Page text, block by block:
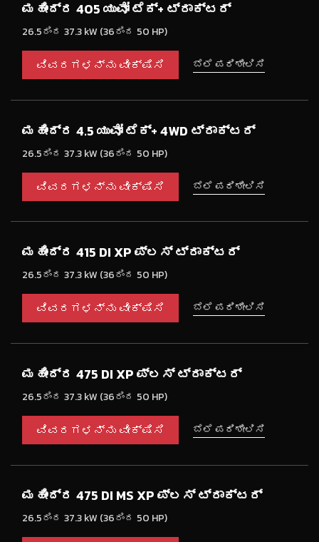
ಮಹೀಂದ್ರ 405 ಯುವೋ ಟೆಕ್+ ಟ್ರಾಕ್ಟರ್
26.5ರಿಂದ 37.3 kW (36ರಿಂದ 50 HP)
ವಿವರಗಳನ್ನು ವೀಕ್ಷಿಸಿ ಬೆಲೆ ಪರಿಶೀಲಿಸಿ
ಮಹೀಂದ್ರ 4.5 ಯುವೋ ಟೆಕ್+ 4WD ಟ್ರಾಕ್ಟರ್
26.5ರಿಂದ 37.3 kW (36ರಿಂದ 50 HP)
ವಿವರಗಳನ್ನು ವೀಕ್ಷಿಸಿ ಬೆಲೆ ಪರಿಶೀಲಿಸಿ
ಮಹೀಂದ್ರ 415 DI XP ಪ್ಲಸ್ ಟ್ರಾಕ್ಟರ್
26.5ರಿಂದ 37.3 kW (36ರಿಂದ 50 HP)
ವಿವರಗಳನ್ನು ವೀಕ್ಷಿಸಿ ಬೆಲೆ ಪರಿಶೀಲಿಸಿ
ಮಹೀಂದ್ರ 475 DI XP ಪ್ಲಸ್ ಟ್ರಾಕ್ಟರ್
26.5ರಿಂದ 37.3 kW (36ರಿಂದ 50 HP)
ವಿವರಗಳನ್ನು ವೀಕ್ಷಿಸಿ ಬೆಲೆ ಪರಿಶೀಲಿಸಿ
ಮಹೀಂದ್ರ 475 DI MS XP ಪ್ಲಸ್ ಟ್ರಾಕ್ಟರ್
26.5ರಿಂದ 37.3 kW (36ರಿಂದ 50 HP)